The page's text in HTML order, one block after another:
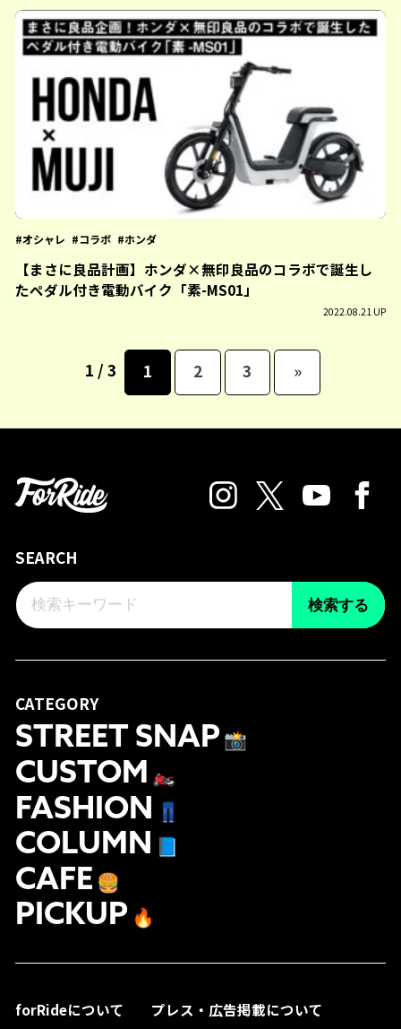
オシャレ コラボ ホンダ
【まさに良品計画】ホンダ×無印良品のコラボで誕生し
たペダル付き電動バイク「素-MS01」
2022.08.21 UP
1 / 3 1 2 3 »
SEARCH
検索する
CATEGORY
STREET SNAP 📸
CUSTOM 🏍
FASHION 👖
COLUMN
CAFE 🍔
PICKUP 🔥
forRideについて プレス・広告掲載について